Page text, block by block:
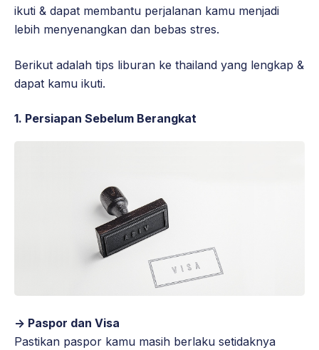
ikuti & dapat membantu perjalanan kamu menjadi
lebih menyenangkan dan bebas stres.
Berikut adalah tips liburan ke thailand yang lengkap &
dapat kamu ikuti.
1. Persiapan Sebelum Berangkat
-> Paspor dan Visa
Pastikan paspor kamu masih berlaku setidaknya